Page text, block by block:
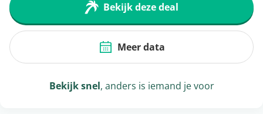
Bekijk deze deal
Meer data
Bekijk snel, anders is iemand je voor